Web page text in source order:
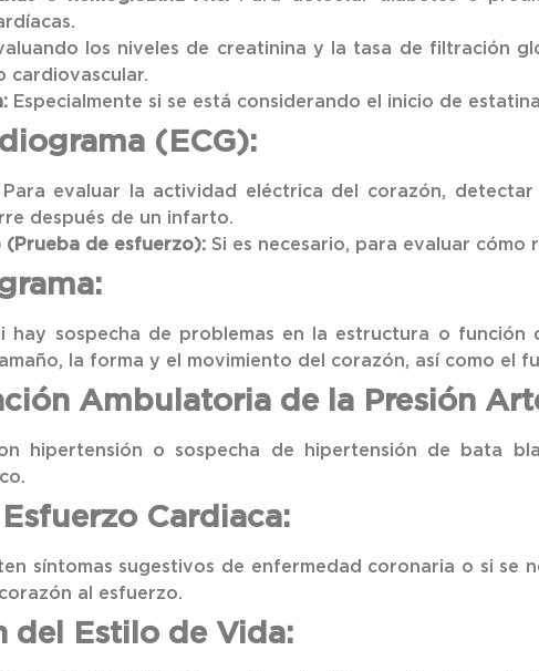
los niveles de creatinina y la tasa de filtración
cardiovascular.
Especialmente si se está considerando el inicio de
(ECG):
Para evaluar la actividad eléctrica del corazón,
después de un infarto.
(Prueba de esfuerzo): Si es necesario, para evaluar cómo
hay sospecha de problemas en la estructura o
la forma y el movimiento del corazón, así como el
Ambulatoria de la Presión
hipertensión o sospecha de hipertensión de bata
Cardiaca:
síntomas sugestivos de enfermedad coronaria o si
al esfuerzo.
del Estilo de Vida: